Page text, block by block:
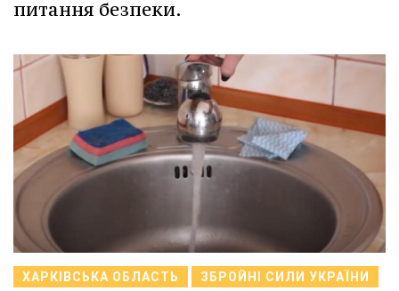
питання безпеки.
ХАРКІВСЬКА ОБЛАСТЬ ЗБРОЙНІ СИЛИ УКРАЇНИ